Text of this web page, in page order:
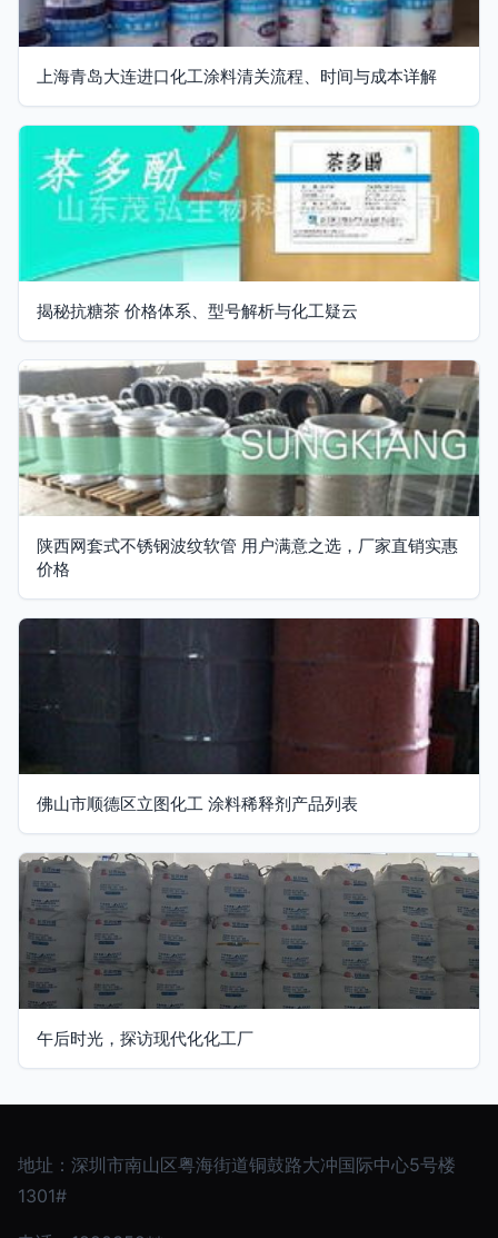
上海青岛大连进口化工涂料清关流程、时间与成本详解
揭秘抗糖茶 价格体系、型号解析与化工疑云
陕西网套式不锈钢波纹软管 用户满意之选，厂家直销实惠
价格
佛山市顺德区立图化工 涂料稀释剂产品列表
午后时光，探访现代化化工厂
地址：深圳市南山区粤海街道铜鼓路大冲国际中心5号楼
1301#